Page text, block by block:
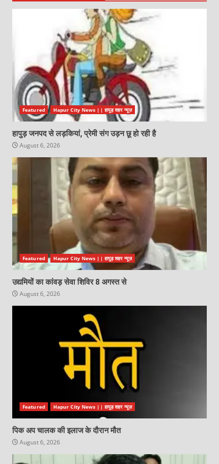
Featured Hapur City News || हापुड़ शहर न्यूज़
हापुड़ जनपद से लड़कियां, प्रेमी संग उड़न छू हो रही है
August 6, 2026
Featured Hapur City News || हापुड़ शहर न्यूज़
उद्यमियों का कांवड़ सेवा शिविर 8 अगस्त से
August 6, 2026
Featured Hapur City News || हापुड़ शहर न्यूज़
पिक अप चालक की इलाज के दौरान मौत
August 6, 2026